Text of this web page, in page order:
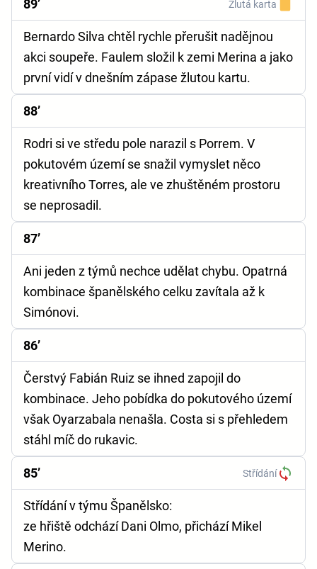
89’ Žlutá karta
Bernardo Silva chtěl rychle přerušit nadějnou
akci soupeře. Faulem složil k zemi Merina a jako
první vidí v dnešním zápase žlutou kartu.
88’
Rodri si ve středu pole narazil s Porrem. V
pokutovém území se snažil vymyslet něco
kreativního Torres, ale ve zhuštěném prostoru
se neprosadil.
87’
Ani jeden z týmů nechce udělat chybu. Opatrná
kombinace španělského celku zavítala až k
Simónovi.
86’
Čerstvý Fabián Ruiz se ihned zapojil do
kombinace. Jeho pobídka do pokutového území
však Oyarzabala nenašla. Costa si s přehledem
stáhl míč do rukavic.
85’ Střídání
Střídání v týmu Španělsko:
ze hřiště odchází Dani Olmo, přichází Mikel
Merino.